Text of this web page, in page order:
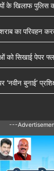
के खिलाफ पुलिस
का परिवहन करते
को सिखाई पेपर
‘नवीन बुनाई’
---